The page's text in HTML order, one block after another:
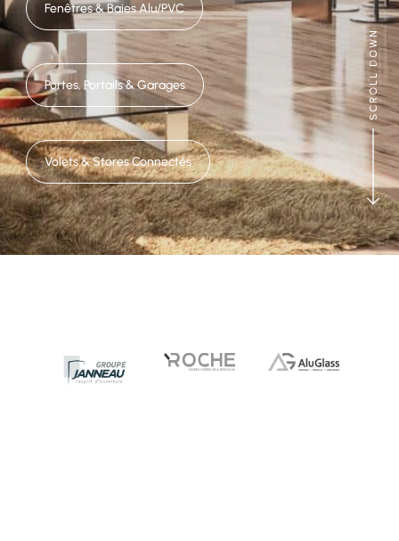
Fenêtres & Baies Alu/PVC
Portes, Portails & Garages
Volets & Stores Connectés